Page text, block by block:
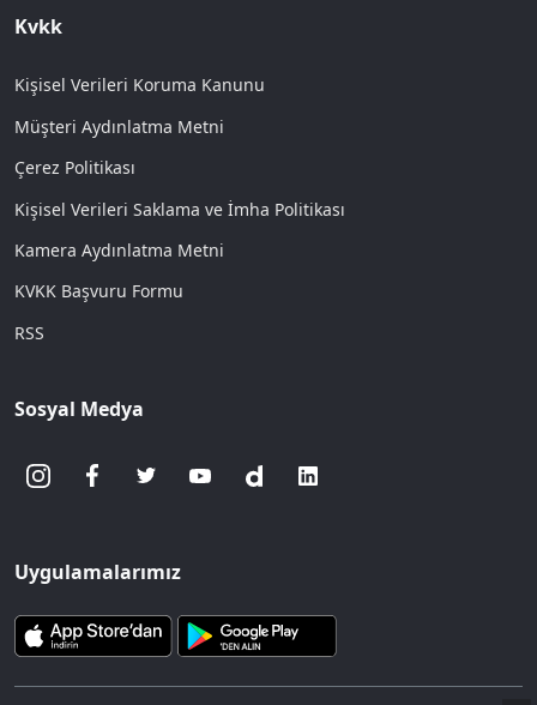
Kvkk
Kişisel Verileri Koruma Kanunu
Müşteri Aydınlatma Metni
Çerez Politikası
Kişisel Verileri Saklama ve İmha Politikası
Kamera Aydınlatma Metni
KVKK Başvuru Formu
RSS
Sosyal Medya
Uygulamalarımız